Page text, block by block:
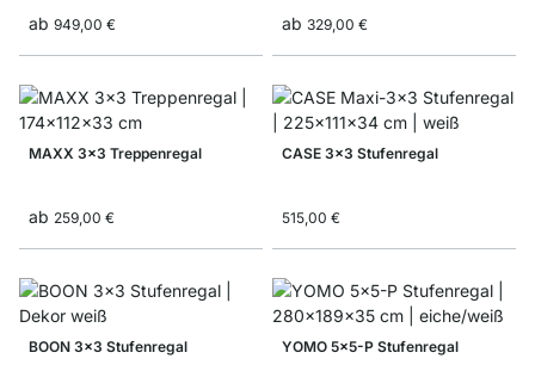
ab 949,00 € ab 329,00 €
MAXX 3x3 Treppenregal
ab 259,00 €
CASE 3x3 Stufenregal
515,00 €
BOON 3x3 Stufenregal YOMO 5x5-P Stufenregal